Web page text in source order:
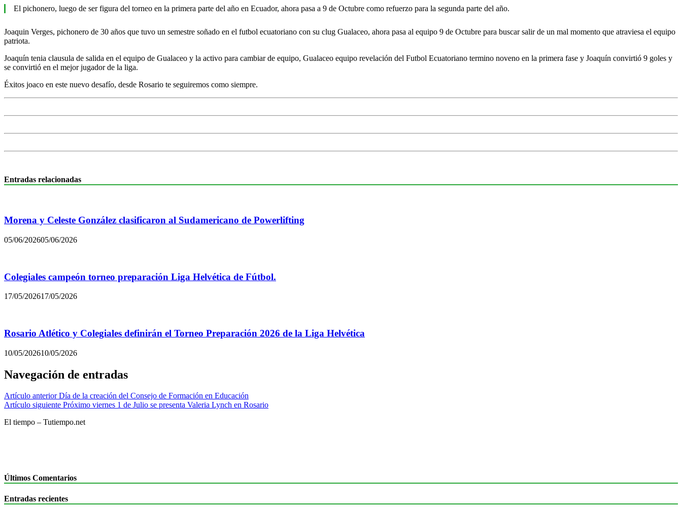
El pichonero, luego de ser figura del torneo en la primera parte del año en Ecuador, ahora pasa a 9 de Octubre como refuerzo para la segunda parte del año.
Joaquin Verges, pichonero de 30 años que tuvo un semestre soñado en el futbol ecuatoriano con su clug Gualaceo, ahora pasa al equipo 9 de Octubre para buscar salir de un mal momento que atraviesa el equipo
patriota.
Joaquín tenia clausula de salida en el equipo de Gualaceo y la activo para cambiar de equipo, Gualaceo equipo revelación del Futbol Ecuatoriano termino noveno en la primera fase y Joaquín convirtió 9 goles y
se convirtió en el mejor jugador de la liga.
Éxitos joaco en este nuevo desafío, desde Rosario te seguiremos como siempre.
Entradas relacionadas
Morena y Celeste González clasificaron al Sudamericano de Powerlifting
05/06/202605/06/2026
Colegiales campeón torneo preparación Liga Helvética de Fútbol.
17/05/202617/05/2026
Rosario Atlético y Colegiales definirán el Torneo Preparación 2026 de la Liga Helvética
10/05/202610/05/2026
Navegación de entradas
Artículo anterior Día de la creación del Consejo de Formación en Educación
Artículo siguiente Próximo viernes 1 de Julio se presenta Valeria Lynch en Rosario
El tiempo – Tutiempo.net
Últimos Comentarios
Entradas recientes